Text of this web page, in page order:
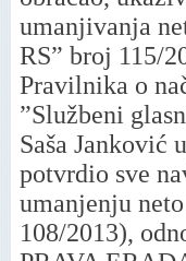
umanjivanja
RS” broj 115/
Pravilnika o
”Službeni
Saša Janković
potvrdio sve
umanjenju
108/2013),